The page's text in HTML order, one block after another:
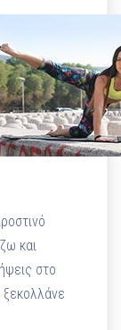
και
στο